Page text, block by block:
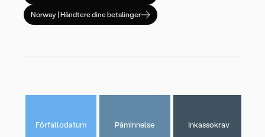
Norway | Håndtere dine betalinger
Förfallodatum Påminnelse Inkassokrav